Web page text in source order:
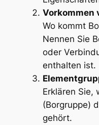
Vorkommen
Wo kommt
Nennen Sie
oder
enthalten ist.
Erklären Sie,
(Borgruppe)
gehört.